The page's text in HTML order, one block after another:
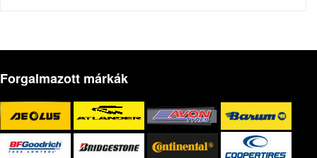
Forgalmazott márkák